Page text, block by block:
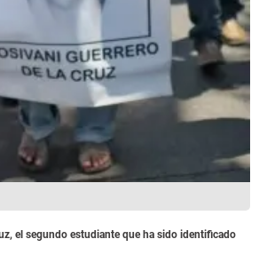
el segundo estudiante que ha sido identificado